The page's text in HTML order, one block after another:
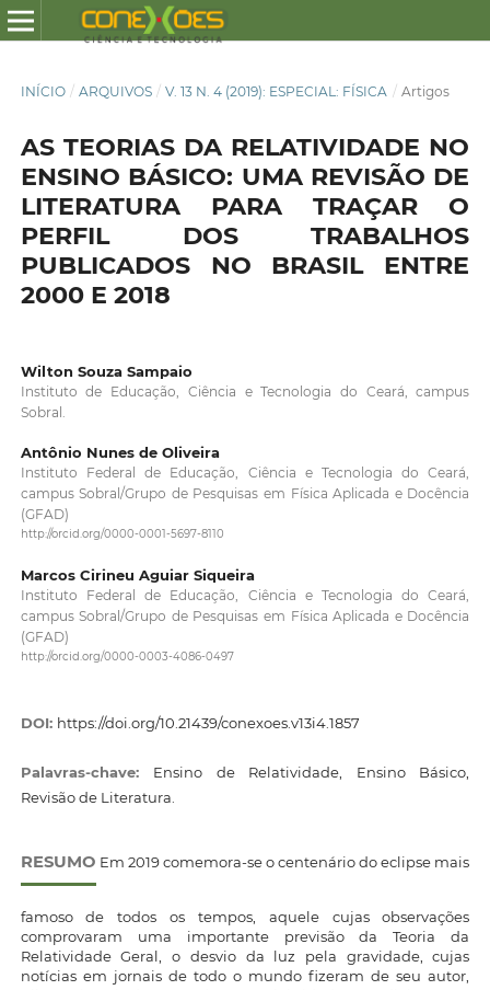
INÍCIO / ARQUIVOS / V. 13 N. 4 (2019): ESPECIAL: FÍSICA / Artigos
AS TEORIAS DA RELATIVIDADE NO
ENSINO BÁSICO: UMA REVISÃO DE
LITERATURA PARA TRAÇAR O
PERFIL DOS TRABALHOS
PUBLICADOS NO BRASIL ENTRE
2000 E 2018
Wilton Souza Sampaio
Instituto de Educação, Ciência e Tecnologia do Ceará, campus
Sobral.
Antônio Nunes de Oliveira
Instituto Federal de Educação, Ciência e Tecnologia do Ceará,
campus Sobral/Grupo de Pesquisas em Física Aplicada e Docência
(GFAD)
http://orcid.org/0000-0001-5697-8110
Marcos Cirineu Aguiar Siqueira
Instituto Federal de Educação, Ciência e Tecnologia do Ceará,
campus Sobral/Grupo de Pesquisas em Física Aplicada e Docência
(GFAD)
http://orcid.org/0000-0003-4086-0497
DOI: https://doi.org/10.21439/conexoes.v13i4.1857
Palavras-chave: Ensino de Relatividade, Ensino Básico,
Revisão de Literatura.
RESUMO Em 2019 comemora-se o centenário do eclipse mais
famoso de todos os tempos, aquele cujas observações
comprovaram uma importante previsão da Teoria da
Relatividade Geral, o desvio da luz pela gravidade, cujas
notícias em jornais de todo o mundo fizeram de seu autor,